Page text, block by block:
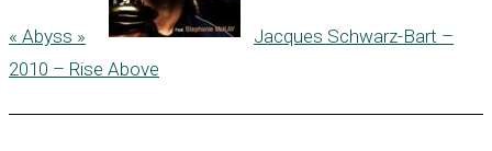
« Abyss »
Jacques Schwarz-Bart –
2010 – Rise Above